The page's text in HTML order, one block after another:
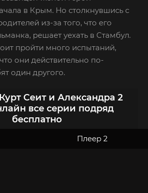
в Крым. Но столкнувшись с
из-за того, что его
решает уехать в Стамбул.
пройти много испытаний,
они действительно по-
один другого.
Сеит и Александра 2
все серии подряд
бесплатно
Плеер 2